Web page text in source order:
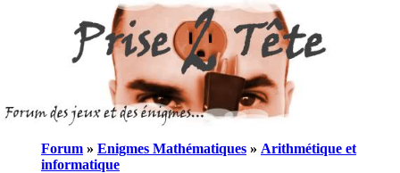
Forum » Enigmes Mathématiques » Arithmétique et
informatique